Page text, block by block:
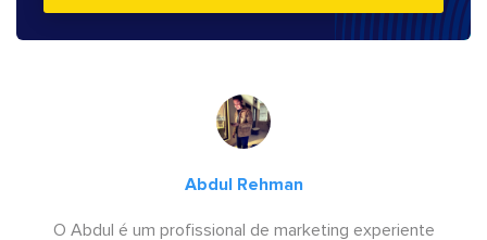
Abdul Rehman
O Abdul é um profissional de marketing experiente